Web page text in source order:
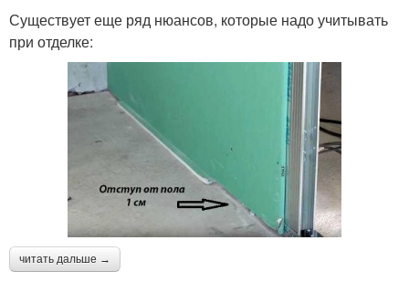
Существует еще ряд нюансов, которые надо учитывать
при отделке:
читать дальше →